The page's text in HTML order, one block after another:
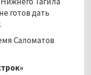
готов дать
Саломатов